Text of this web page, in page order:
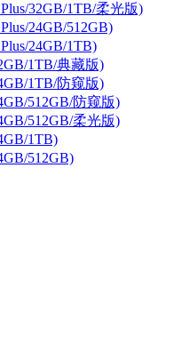
32GB/1TB/柔光版)
24GB/512GB)
24GB/1TB)
1TB/典藏版)
1TB/防窥版)
512GB/防窥版)
512GB/柔光版)
1TB)
512GB)